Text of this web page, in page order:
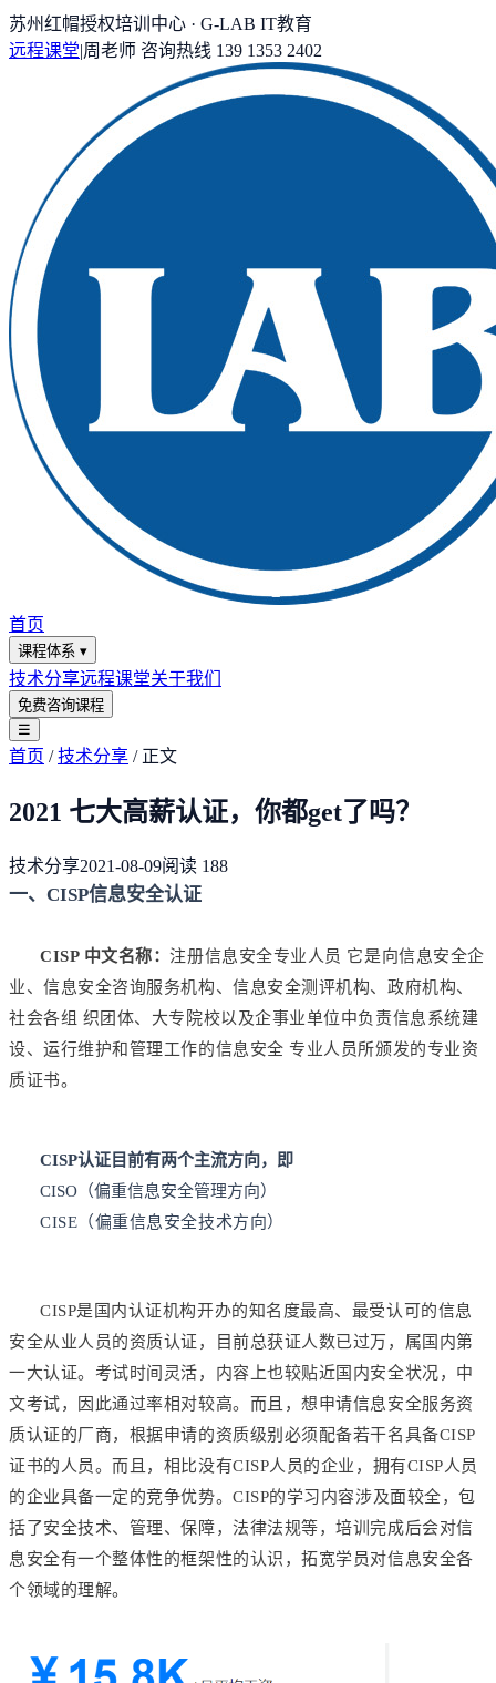
苏州红帽授权培训中心 · G-LAB IT教育
远程课堂|周老师 咨询热线 139 1353 2402
首页
课程体系 ▾
技术分享远程课堂关于我们
免费咨询课程
☰
首页 /技术分享 / 正文
2021 七大高薪认证，你都get了吗？
技术分享2021-08-09阅读 188
一、CISP信息安全认证
CISP 中文名称：注册信息安全专业人员 它是向信息安全企
业、信息安全咨询服务机构、信息安全测评机构、政府机构、
社会各组 织团体、大专院校以及企事业单位中负责信息系统建
设、运行维护和管理工作的信息安全 专业人员所颁发的专业资
质证书。
CISP认证 目前有两个主流方向，即
CISO（偏重信息安全管理方向）
CISE（偏重信息安全技术方向）
CISP是国内认证机构开办的知名度最高、最受认可的信息
安全从业人员的资质认证，目前总获证人数已过万，属国内第
一大认证。考试时间灵活，内容上也较贴近国内安全状况，中
文考试，因此通过率相对较高。而且，想申请信息安全服务资
质认证的厂商，根据申请的资质级别必须配备若干名具备CISP
证书的人员。而且，相比没有CISP人员的企业，拥有CISP人员
的企业具备一定的竞争优势。CISP的学习内容涉及面较全，包
括了安全技术、管理、保障，法律法规等，培训完成后会对信
息安全有一个整体性的框架性的认识，拓宽学员对信息安全各
个领域的理解。